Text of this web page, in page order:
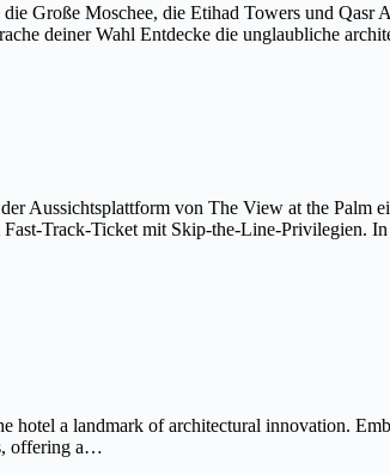
Große Moschee, die Etihad Towers und Qasr
deiner Wahl Entdecke die unglaubliche
Aussichtsplattform von The View at the Palm
Track-Ticket mit Skip-the-Line-Privilegien.
a landmark of architectural innovation.
offering a…